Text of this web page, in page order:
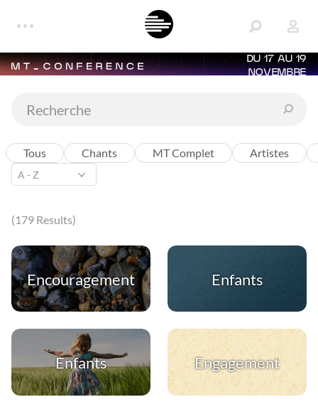
DU 17 AU 19
NOVEMBRE
Tous Chants MT Complet Artistes
(179 Results)
Encouragement Enfants
Enfants Engagement